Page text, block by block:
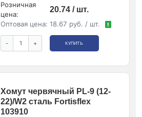
Розничная
цена:
20.74 / шт.
Оптовая цена: 18.67 руб. / шт. !
- + КУПИТЬ
Хомут червячный PL-9 (12-
22)/W2 сталь Fortisflex
103910